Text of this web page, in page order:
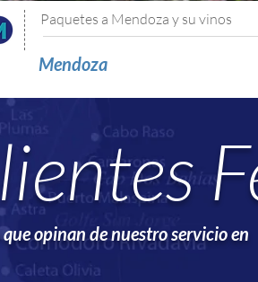
Paquetes a Mendoza y su vinos
Mendoza
que opinan de nuestro servicio en